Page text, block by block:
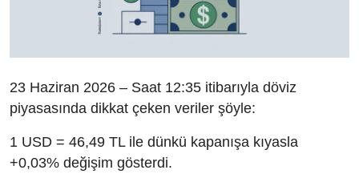
23 Haziran 2026 – Saat 12:35 itibarıyla döviz
piyasasında dikkat çeken veriler şöyle:
1 USD = 46,49 TL ile dünkü kapanışa kıyasla
+0,03% değişim gösterdi.